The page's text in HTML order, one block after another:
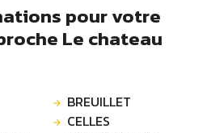
pour votre
Le chateau
BREUILLET
CELLES